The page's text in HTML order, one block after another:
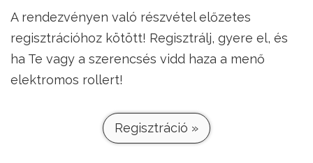
A rendezvényen való részvétel előzetes
regisztrációhoz kötött! Regisztrálj, gyere el, és
ha Te vagy a szerencsés vidd haza a menő
elektromos rollert!
Regisztráció »